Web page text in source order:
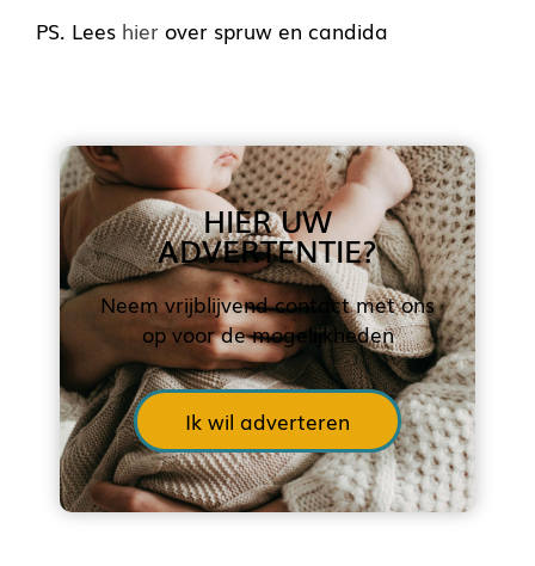
PS. Lees hier over spruw en candida
HIER UW
ADVERTENTIE?
Neem vrijblijvend contact met ons
op voor de mogelijkheden
Ik wil adverteren